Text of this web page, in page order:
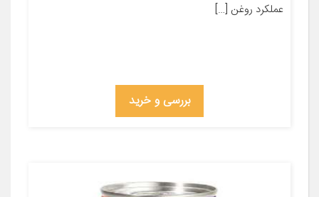
عملکرد روغن […]
بررسی و خرید